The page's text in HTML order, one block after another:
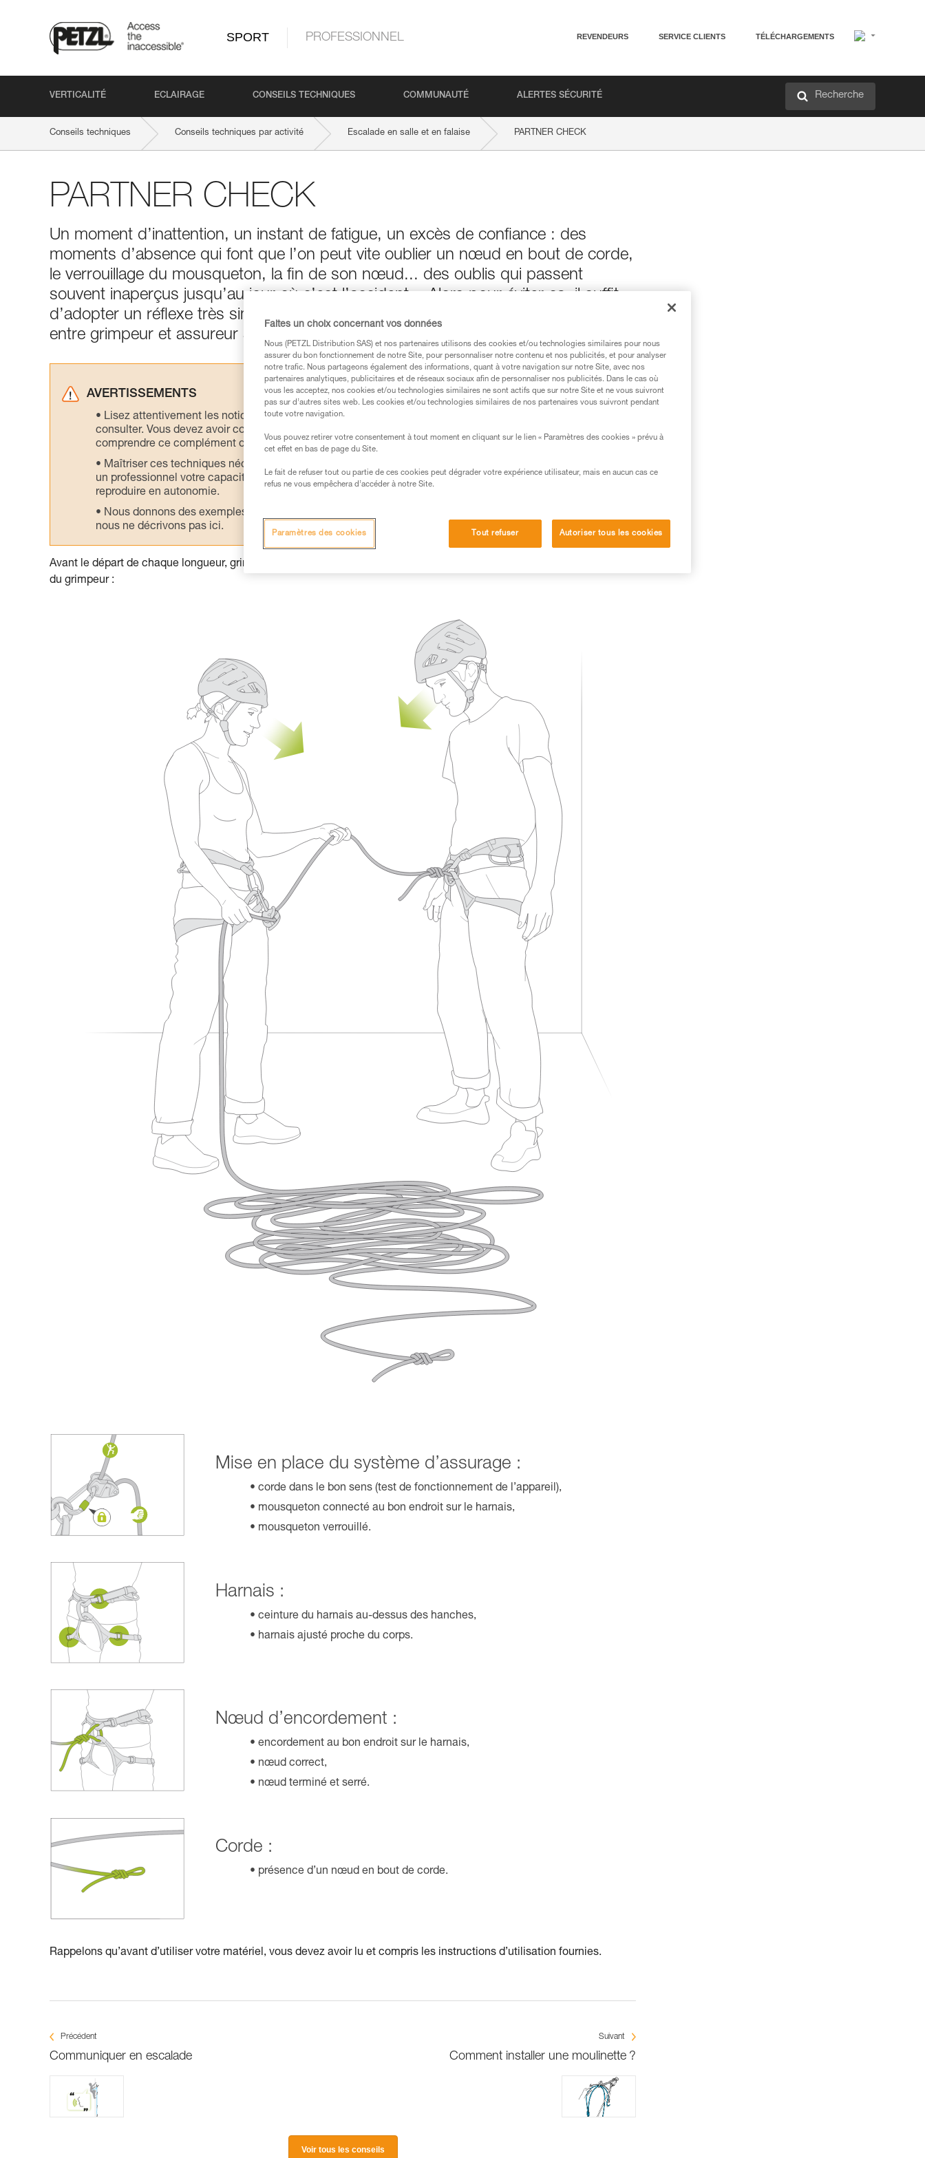
SPORT PROFESSIONNEL REVENDEURS SERVICE CLIENTS TÉLÉCHARGEMENTS
VERTICALITÉ ECLAIRAGE CONSEILS TECHNIQUES COMMUNAUTÉ ALERTES SÉCURITÉ Recherche
Conseils techniques Conseils techniques par activité Escalade en salle et en falaise PARTNER CHECK
PARTNER CHECK
Un moment d’inattention, un instant de fatigue, un excès de confiance : des
moments d’absence qui font que l’on peut vite oublier un nœud en bout de corde,
le verrouillage du mousqueton, la fin de son nœud... des oublis qui passent
souvent inaperçus jusqu’au jour où c’est l’accident... Alors pour éviter ça, il suffit
d’adopter un réflexe très simple, le PARTNER CHECK : la vérification mutuelle
entre grimpeur et assureur avant chaque départ de longueur.
AVERTISSEMENTS
Lisez attentivement les notices techniques des produits utilisés dans ce conseil avant de le
consulter. Vous devez avoir compris les informations de la notice technique pour pouvoir
comprendre ce complément d’informations.
Maîtriser ces techniques nécessite une formation et un entraînement spécifique. Validez avec
un professionnel votre capacité à refaire la manipulation, seul, en toute sécurité, avant de la
reproduire en autonomie.
Nous donnons des exemples de techniques liées à votre activité. Il peut en exister d’autres que
nous ne décrivons pas ici.
Avant le départ de chaque longueur, grimpeur et assureur doivent vérifier chacun
du grimpeur :
Mise en place du système d’assurage :
corde dans le bon sens (test de fonctionnement de l’appareil),
mousqueton connecté au bon endroit sur le harnais,
mousqueton verrouillé.
Harnais :
ceinture du harnais au-dessus des hanches,
harnais ajusté proche du corps.
Nœud d’encordement :
encordement au bon endroit sur le harnais,
nœud correct,
nœud terminé et serré.
Corde :
présence d’un nœud en bout de corde.
Rappelons qu’avant d’utiliser votre matériel, vous devez avoir lu et compris les instructions d’utilisation fournies.
Précédent
Communiquer en escalade
Suivant
Comment installer une moulinette ?
Voir tous les conseils
Faites un choix concernant vos données
Nous (PETZL Distribution SAS) et nos partenaires utilisons des cookies et/ou technologies similaires pour nous
assurer du bon fonctionnement de notre Site, pour personnaliser notre contenu et nos publicités, et pour analyser
notre trafic. Nous partageons également des informations, quant à votre navigation sur notre Site, avec nos
partenaires analytiques, publicitaires et de réseaux sociaux afin de personnaliser nos publicités. Dans le cas où
vous les acceptez, nos cookies et/ou technologies similaires ne sont actifs que sur notre Site et ne vous suivront
pas sur d’autres sites web. Les cookies et/ou technologies similaires de nos partenaires vous suivront pendant
toute votre navigation.
Vous pouvez retirer votre consentement à tout moment en cliquant sur le lien « Paramètres des cookies » prévu à
cet effet en bas de page du Site.
Le fait de refuser tout ou partie de ces cookies peut dégrader votre expérience utilisateur, mais en aucun cas ce
refus ne vous empêchera d’accéder à notre Site.
Tout refuser Autoriser tous les cookies
Paramètres des cookies